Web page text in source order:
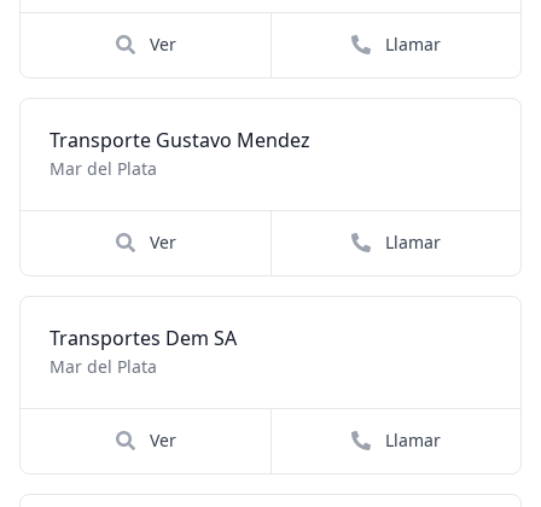
Ver Llamar
Transporte Gustavo Mendez
Mar del Plata
Ver Llamar
Transportes Dem SA
Mar del Plata
Ver Llamar